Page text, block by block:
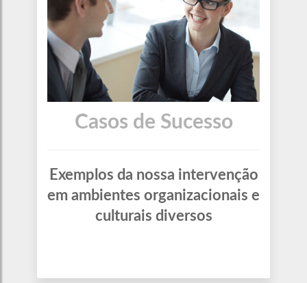
Casos de Sucesso
Exemplos da nossa intervenção
em ambientes organizacionais e
culturais diversos